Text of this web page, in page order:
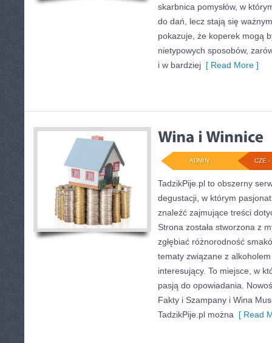
skarbnica pomysłów, w
do dań, lecz stają się
pokazuje, że koperek mogą
nietypowych sposobów,
i w bardziej [ Read More ]
CZE -
ADMIN
TadzikPije.pl to obszerny
degustacji, w którym
znaleźć zajmujące treści
Strona została stworzona z
zgłębiać różnorodność
tematy związane z
interesujący. To miejsce, w
pasją do opowiadania.
Fakty i Szampany i Wina
TadzikPije.pl można [ Read